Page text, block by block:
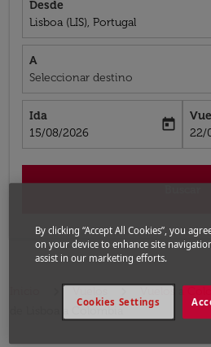
Desde
Lisboa (LIS), Portugal
A
Seleccionar destino
Ida
fc-booking-departure-date-aria-
15/08/2026
today
fc-
22/
Vuelos a
By clicking “Accept All Cookies”, you
on your device to enhance site
assist in our marketing efforts.
Cookies Settings